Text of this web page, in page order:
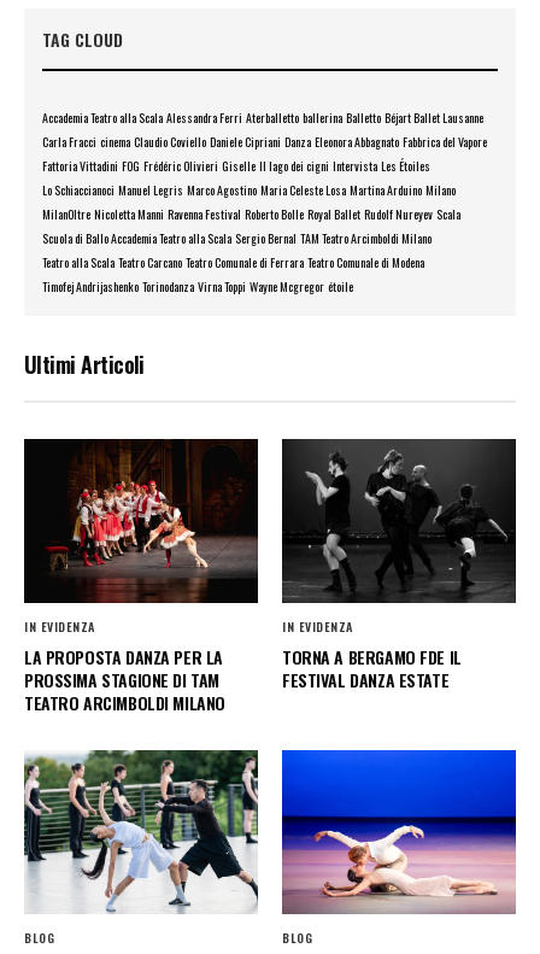
TAG CLOUD
Accademia Teatro alla Scala Alessandra Ferri Aterballetto ballerina Balletto Béjart Ballet Lausanne
Carla Fracci cinema Claudio Coviello Daniele Cipriani Danza Eleonora Abbagnato Fabbrica del Vapore
Fattoria Vittadini FOG Frédéric Olivieri Giselle Il lago dei cigni Intervista Les Étoiles
Lo Schiaccianoci Manuel Legris Marco Agostino Maria Celeste Losa Martina Arduino Milano
MilanOltre Nicoletta Manni Ravenna Festival Roberto Bolle Royal Ballet Rudolf Nureyev Scala
Scuola di Ballo Accademia Teatro alla Scala Sergio Bernal TAM Teatro Arcimboldi Milano
Teatro alla Scala Teatro Carcano Teatro Comunale di Ferrara Teatro Comunale di Modena
Timofej Andrijashenko Torinodanza Virna Toppi Wayne Mcgregor étoile
Ultimi Articoli
IN EVIDENZA
LA PROPOSTA DANZA PER LA
PROSSIMA STAGIONE DI TAM
TEATRO ARCIMBOLDI MILANO
IN EVIDENZA
TORNA A BERGAMO FDE IL
FESTIVAL DANZA ESTATE
BLOG BLOG